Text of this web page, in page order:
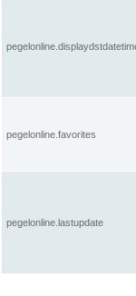
pegelonline.favorites
pegelonline.lastupdate